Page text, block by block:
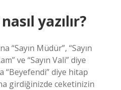
yazılır?
“Sayın Müdür”, “Sayın
ve “Sayın Vali” diye
“Beyefendi” diye hitap
girdiğinizde ceketinizin